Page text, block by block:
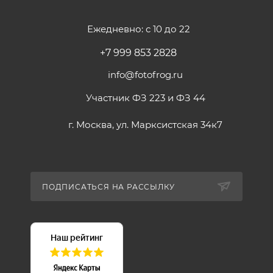
управления: Bluetooth
тока (встроенный кабель)
Входная мощность переменного тока: от 100 до 240
Потребляемая мощность: 200 W
Ежедневно: с 10 до 22
+7 999 853 2828
info@fotofrog.ru
Участник ФЗ 223 и ФЗ 44
г. Москва, ул. Марксистская 34к7
ПОДПИСАТЬСЯ НА РАССЫЛКУ